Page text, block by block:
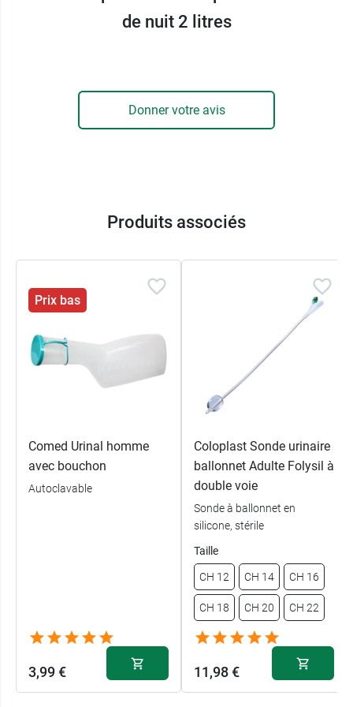
deux temps)
Conditionnement: 30 poches de nuit avec
de nuit 2 litres
Donner votre avis
Produits associés
Prix bas
Comed Urinal homme
avec bouchon
Autoclavable
3,99 €
Coloplast Sonde urinaire
ballonnet Adulte Folysil à
double voie
Sonde à ballonnet en
silicone, stérile
Taille
CH 12 CH 14 CH 16
CH 18 CH 20 CH 22
11,98 €